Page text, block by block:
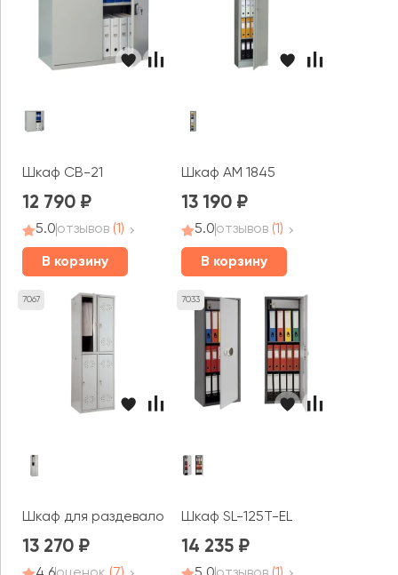
Шкаф CB-21
12 790
5.0отзывов (1)
В корзину
Шкаф AM 1845
13 190
5.0отзывов (1)
В корзину
7067
Шкаф для раздевалок Стандарт LS-22
13 270
7033
Шкаф SL-125T-EL
14 235